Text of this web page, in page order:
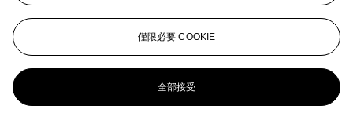
Figura
Renato Guttuso (1912-1987)
Studio di nudi femminili
Renato Guttuso (1919-1987)
僅限必要 COOKIE
全部接受